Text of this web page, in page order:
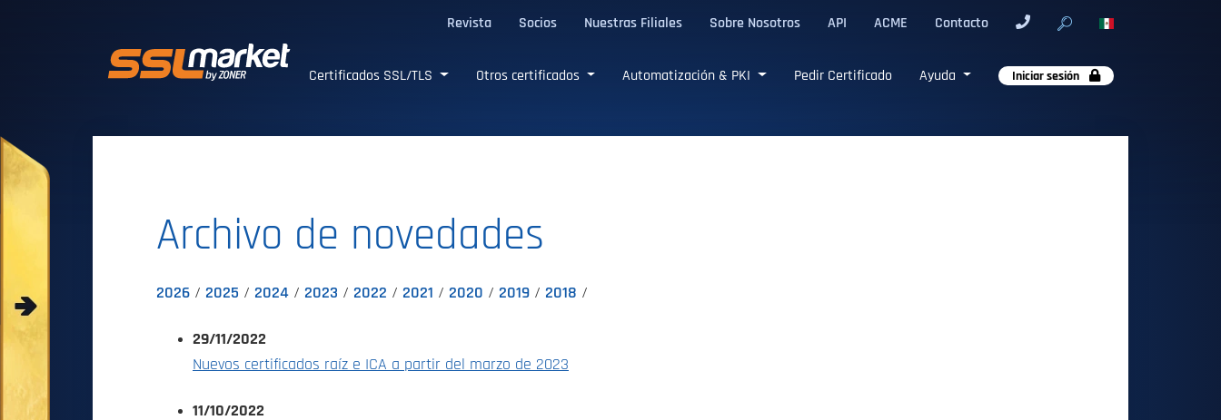
Revista Socios Nuestras Filiales Sobre Nosotros API ACME Contacto
Certificados SSL/TLS confiables
Certificados SSL/TLS Otros certificados Automatización & PKI Pedir Certificado Ayuda Iniciar sesión
Archivo de novedades
2026 2025 2024 2023 2022 2021 2020 2019 2018
29/11/2022
Nuevos certificados raíz e ICA a partir del marzo de 2023
11/10/2022